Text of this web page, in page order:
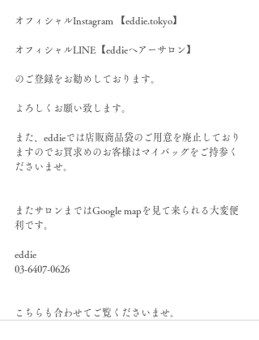
オフィシャルInstagram 【eddie.tokyo】
オフィシャルLINE【eddieヘアーサロン】
のご登録をお勧めしております。
よろしくお願い致します。
また、eddieでは店販商品袋のご用意を廃止しており
ますのでお買求めのお客様はマイバッグをご持参く
ださいませ。
またサロンまではGoogle mapを見て来られる大変便
利です。
eddie
03-6407-0626
こちらも合わせてご覧くださいませ。